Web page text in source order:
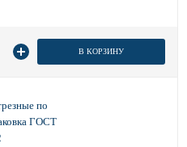
В КОРЗИНУ